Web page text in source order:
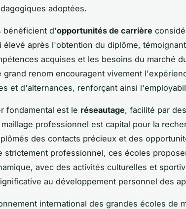
adoptées.
bénéficient d'opportunités de carrière
élevé après l'obtention du diplôme,
acquises et les besoins du marché
grand renom encouragent vivement
et d'alternances, renforçant ainsi
fondamental est le réseautage, facilité par
professionnel est capital pour la
des contacts précieux et des
strictement professionnel, ces écoles
avec des activités culturelles et
au développement personnel des
international des grandes écoles de